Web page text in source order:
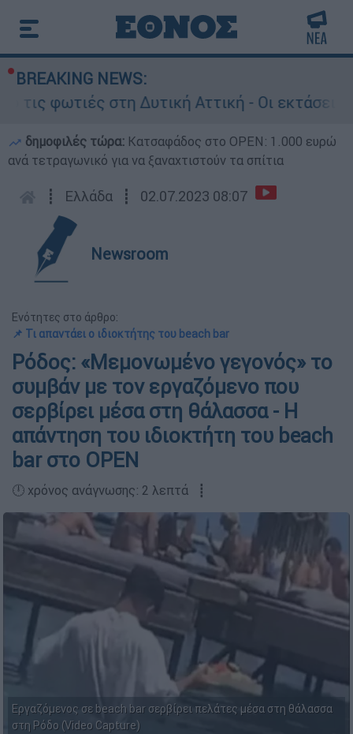
BREAKING NEWS:
φωτιές στη Δυτική Αττική - Οι εκτάσεις
δημοφιλές τώρα: Κατσαφάδος στο OPEN: 1.000 ευρώ
ανά τετραγωνικό για να ξαναχτιστούν τα σπίτια
┋ Ελλάδα ┋ 02.07.2023 08:07
Newsroom
Ενότητες στο άρθρο:
📌 Τι απαντάει ο ιδιοκτήτης του beach bar
Ρόδος: «Μεμονωμένο γεγονός» το
συμβάν με τον εργαζόμενο που
σερβίρει μέσα στη θάλασσα - Η
απάντηση του ιδιοκτήτη του beach
bar στο OPEN
🕛 χρόνος ανάγνωσης: 2 λεπτά ┋
Εργαζόμενος σε beach bar σερβίρει πελάτες μέσα στη θάλασσα
στη Ρόδο (Video Capture)